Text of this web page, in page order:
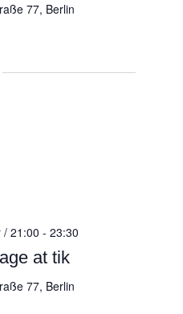
77, Berlin
at tik
/ 21:00 - 23:30
77, Berlin